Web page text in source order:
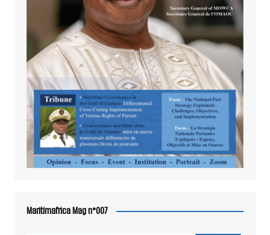
Maritimafrica Mag n°007